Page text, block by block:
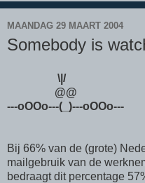
MAANDAG 29 MAART 2004
Somebody is
\|/
@@
---oOOo---(_)---oOOo---
Bij 66% van de (grote)
mailgebruik van de
bedraagt dit percentage